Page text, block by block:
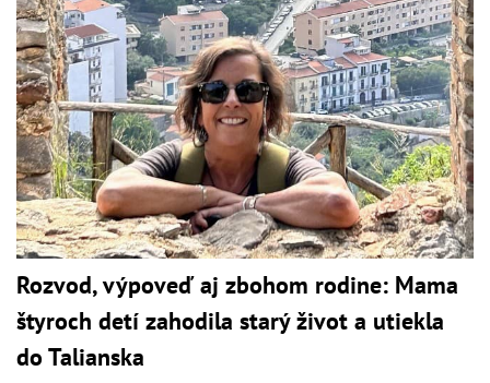
Rozvod, výpoveď aj zbohom rodine: Mama
štyroch detí zahodila starý život a utiekla
do Talianska